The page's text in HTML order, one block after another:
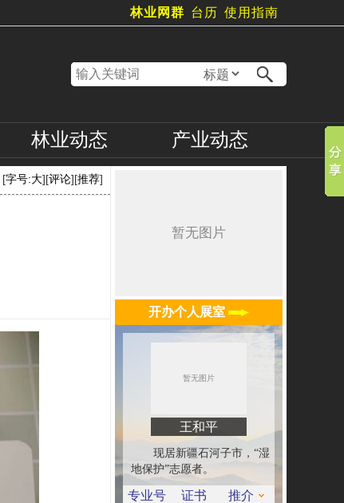
林业网群 台历 使用指南
林业动态 产业动态
[字号:大][评论][推荐]
开办个人展室
王和平
现居新疆石河子市，“湿
地保护”志愿者。
专业号 证书 推介